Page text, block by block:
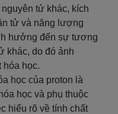
tử khác, kích
tử và năng lượng
hưởng đến sự tương
khác, do đó ảnh
hóa học.
học của proton là
học và phụ thuộc
hiểu rõ về tính chất